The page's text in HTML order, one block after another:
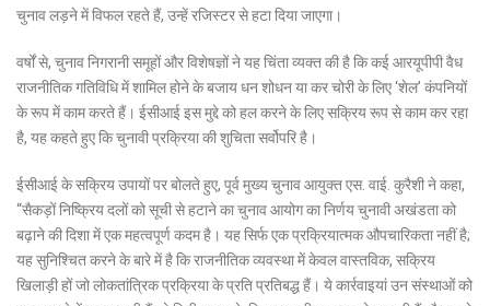
चुनाव लड़ने में विफल रहते हैं, उन्हें रजिस्टर से हटा दिया जाएगा।
वर्षों से, चुनाव निगरानी समूहों और विशेषज्ञों ने यह चिंता व्यक्त की है कि कई आरयूपीपी वैध
राजनीतिक गतिविधि में शामिल होने के बजाय धन शोधन या कर चोरी के लिए ‘शेल’ कंपनियों
के रूप में काम करते हैं। ईसीआई इस मुद्दे को हल करने के लिए सक्रिय रूप से काम कर रहा
है, यह कहते हुए कि चुनावी प्रक्रिया की शुचिता सर्वोपरि है।
ईसीआई के सक्रिय उपायों पर बोलते हुए, पूर्व मुख्य चुनाव आयुक्त एस. वाई. कुरैशी ने कहा,
“सैकड़ों निष्क्रिय दलों को सूची से हटाने का चुनाव आयोग का निर्णय चुनावी अखंडता को
बढ़ाने की दिशा में एक महत्वपूर्ण कदम है। यह सिर्फ एक प्रक्रियात्मक औपचारिकता नहीं है;
यह सुनिश्चित करने के बारे में है कि राजनीतिक व्यवस्था में केवल वास्तविक, सक्रिय
खिलाड़ी हों जो लोकतांत्रिक प्रक्रिया के प्रति प्रतिबद्ध हैं। ये कार्रवाइयां उन संस्थाओं को